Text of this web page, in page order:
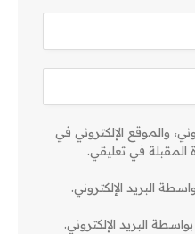
والموقع الإلكتروني في
المقبلة في تعليقي.
البريد الإلكتروني.
البريد الإلكتروني.